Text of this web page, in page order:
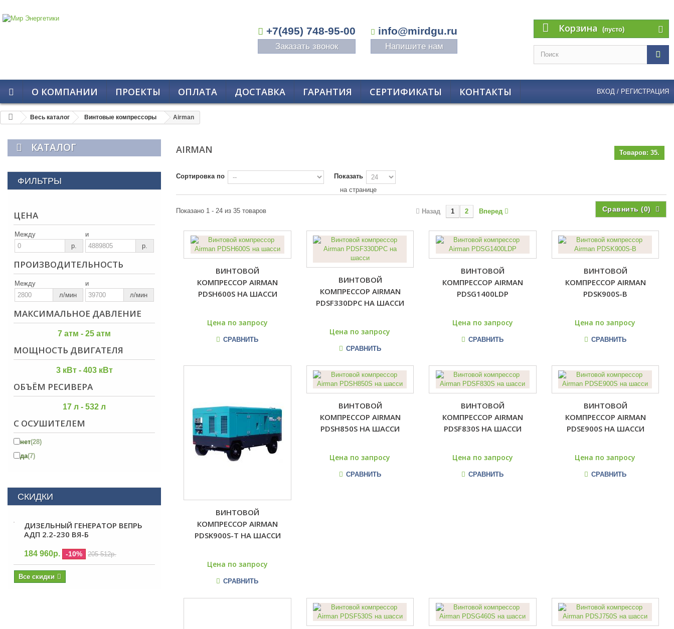
+7(495) 748-95-00 info@mirdgu.ru
Заказать звонок Напишите нам
Корзина (пусто)
О КОМПАНИИ ПРОЕКТЫ ОПЛАТА ДОСТАВКА ГАРАНТИЯ СЕРТИФИКАТЫ КОНТАКТЫ ВХОД / РЕГИСТРАЦИЯ
Весь каталог Винтовые компрессоры Airman
КАТАЛОГ
ФИЛЬТРЫ
ЦЕНА
Между
р.
и
р.
ПРОИЗВОДИТЕЛЬНОСТЬ
Между
л/мин
и
л/мин
МАКСИМАЛЬНОЕ ДАВЛЕНИЕ
7 атм - 25 атм
МОЩНОСТЬ ДВИГАТЕЛЯ
3 кВт - 403 кВт
ОБЪЁМ РЕСИВЕРА
17 л - 532 л
С ОСУШИТЕЛЕМ
нет(28)
да(7)
СКИДКИ
ДИЗЕЛЬНЫЙ ГЕНЕРАТОР ВЕПРЬ
АДП 2.2-230 ВЯ-Б
184 960р. -10% 205 512р.
Все скидки
AIRMAN Товаров: 35.
Сортировка по
Показать
на странице
Сравнить (0)
Назад 1 2 Вперед
Показано 1 - 24 из 35 товаров
ВИНТОВОЙ
КОМПРЕССОР AIRMAN
PDSH600S НА ШАССИ
Цена по запросу
СРАВНИТЬ
ВИНТОВОЙ
КОМПРЕССОР AIRMAN
PDSF330DPC НА ШАССИ
Цена по запросу
СРАВНИТЬ
ВИНТОВОЙ
КОМПРЕССОР AIRMAN
PDSG1400LDP
Цена по запросу
СРАВНИТЬ
ВИНТОВОЙ
КОМПРЕССОР AIRMAN
PDSK900S-B
Цена по запросу
СРАВНИТЬ
ВИНТОВОЙ
КОМПРЕССОР AIRMAN
PDSK900S-T НА ШАССИ
Цена по запросу
СРАВНИТЬ
ВИНТОВОЙ
КОМПРЕССОР AIRMAN
PDSH850S НА ШАССИ
Цена по запросу
СРАВНИТЬ
ВИНТОВОЙ
КОМПРЕССОР AIRMAN
PDSF830S НА ШАССИ
Цена по запросу
СРАВНИТЬ
ВИНТОВОЙ
КОМПРЕССОР AIRMAN
PDSE900S НА ШАССИ
Цена по запросу
СРАВНИТЬ